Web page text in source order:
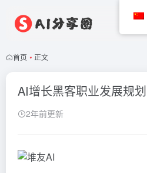
首页 • 正文
AI增长黑客职业发展规划
2年前更新